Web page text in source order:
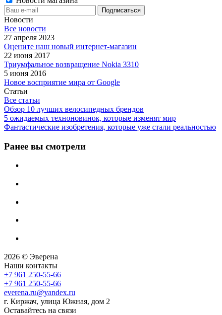
Новости
Все новости
27 апреля 2023
Оцените наш новый интернет-магазин
22 июня 2017
Триумфальное возвращение Nokia 3310
5 июня 2016
Новое восприятие мира от Google
Статьи
Все статьи
Обзор 10 лучших велосипедных брендов
5 ожидаемых техноновинок, которые изменят мир
Фантастические изобретения, которые уже стали реальностью
Ранее вы смотрели
2026 © Эверена
Наши контакты
+7 961 250-55-66
+7 961 250-55-66
everena.ru@yandex.ru
г. Киржач, улица Южная, дом 2
Оставайтесь на связи